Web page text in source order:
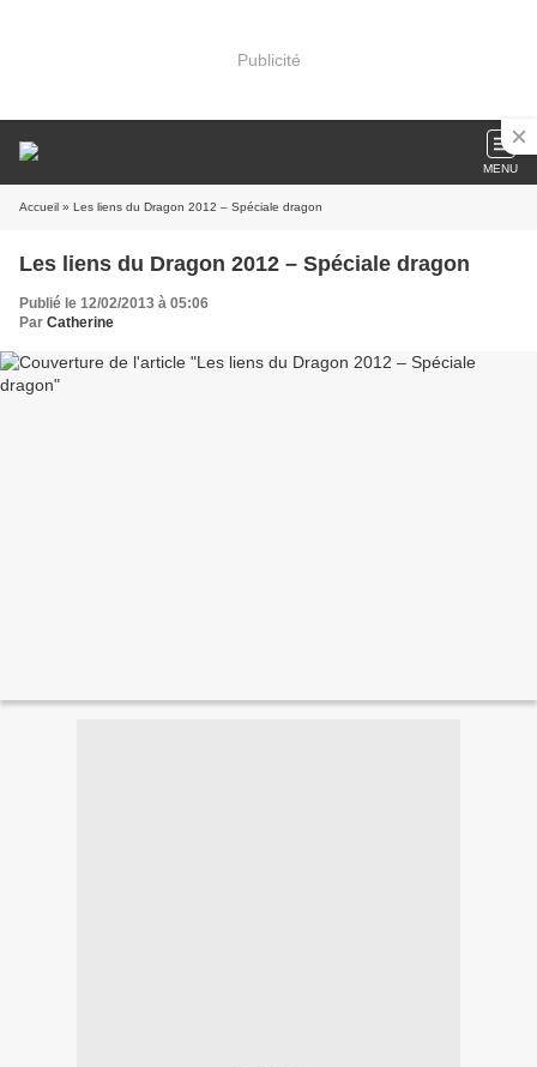
Publicité
MENU
Accueil » Les liens du Dragon 2012 – Spéciale dragon
Les liens du Dragon 2012 – Spéciale dragon
Publié le 12/02/2013 à 05:06
Par Catherine